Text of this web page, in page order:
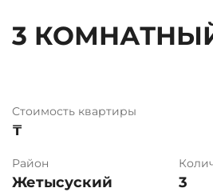
3
Стоимость квартиры
₸
Район
Жетысуский 3